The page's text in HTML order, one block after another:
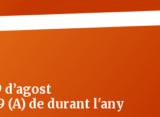
d’agost
(A) de durant l'any